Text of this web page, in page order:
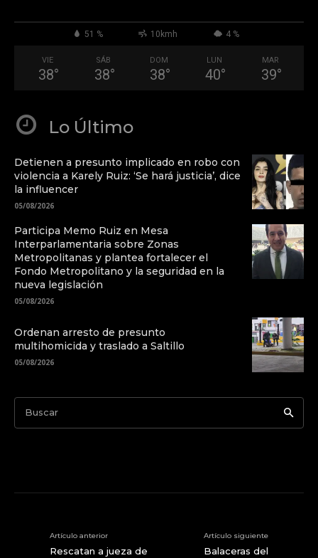
51 % 10kmh 4 %
VIE
38°
SÁB
38°
DOM
38°
LUN
40°
MAR
39°
Lo Último
Detienen a presunto implicado en robo con
violencia a Karely Ruiz: ‘Se hará justicia’, dice
la influencer
05/08/2026
Participa Memo Ruiz en Mesa
Interparlamentaria sobre Zonas
Metropolitanas y plantea fortalecer el
Fondo Metropolitano y la seguridad en la
nueva legislación
05/08/2026
Ordenan arresto de presunto
multihomicida y traslado a Saltillo
05/08/2026
Buscar
Artículo anterior
Rescatan a jueza de
Artículo siguiente
Balaceras del